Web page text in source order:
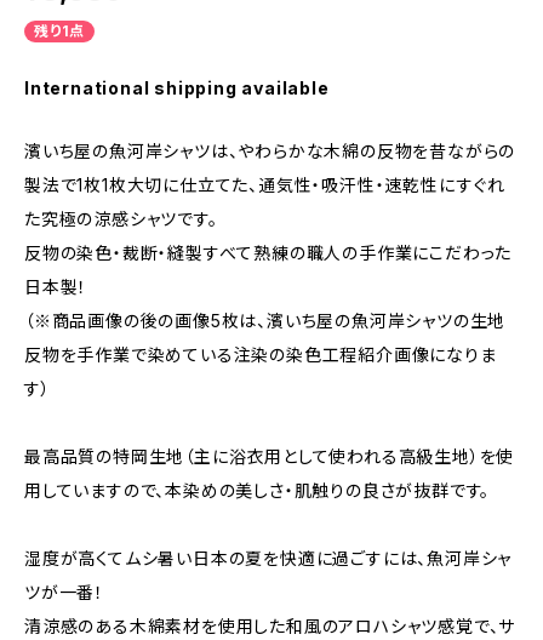
残り1点
International shipping available
濱いち屋の魚河岸シャツは、やわらかな木綿の反物を昔ながらの
製法で1枚1枚大切に仕立てた、通気性・吸汗性・速乾性にすぐれ
た究極の涼感シャツです。
反物の染色・裁断・縫製すべて熟練の職人の手作業にこだわった
日本製！
（※商品画像の後の画像5枚は、濱いち屋の魚河岸シャツの生地
反物を手作業で染めている注染の染色工程紹介画像になりま
す）
最高品質の特岡生地（主に浴衣用として使われる高級生地）を使
用していますので、本染めの美しさ・肌触りの良さが抜群です。
湿度が高くてムシ暑い日本の夏を快適に過ごすには、魚河岸シャ
ツが一番！
清涼感のある木綿素材を使用した和風のアロハシャツ感覚で、サ